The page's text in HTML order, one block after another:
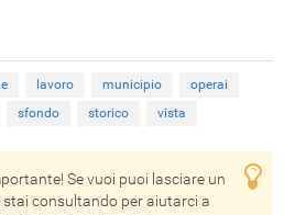
lavoro municipio
operai
sfondo storico vista
Se vuoi puoi lasciare un
consultando per aiutarci a